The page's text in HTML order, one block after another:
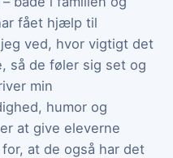
fået hjælp til
ved, hvor vigtigt det
så de føler sig set og
min
humor og
at give eleverne
at de også har det